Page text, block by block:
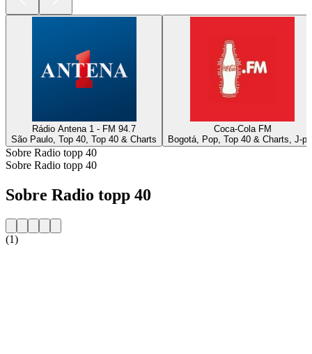
Rádio Antena 1 - FM 94.7
São Paulo, Top 40, Top 40 & Charts
Coca-Cola FM
Bogotá, Pop, Top 40 & Charts, J-
Sobre Radio topp 40
Sobre Radio topp 40
Sobre Radio topp 40
(1)